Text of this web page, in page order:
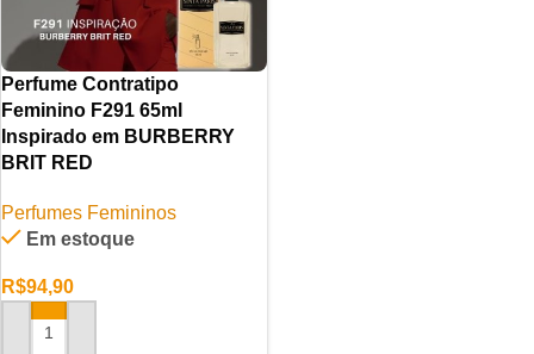
Perfume Contratipo
Feminino F291 65ml
Inspirado em BURBERRY
BRIT RED
Perfumes Femininos
Em estoque
R$94,90
ADICIONAR AO CARRINHO